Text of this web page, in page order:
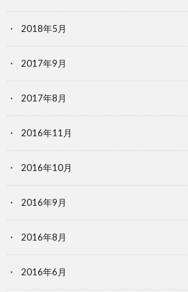
2018年5月
2017年9月
2017年8月
2016年11月
2016年10月
2016年9月
2016年8月
2016年6月